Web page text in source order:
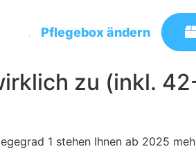
Pflegebox ändern
zu (inkl.
1 stehen Ihnen ab 2025